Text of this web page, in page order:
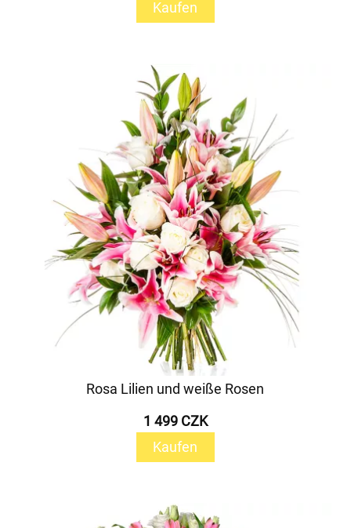
Kaufen
Rosa Lilien und weiße Rosen
1 499 CZK
Kaufen